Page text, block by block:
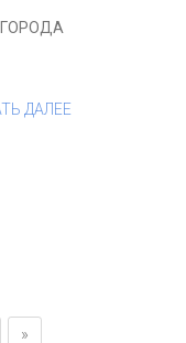
ГОРОДА
ДАЛЕЕ
»